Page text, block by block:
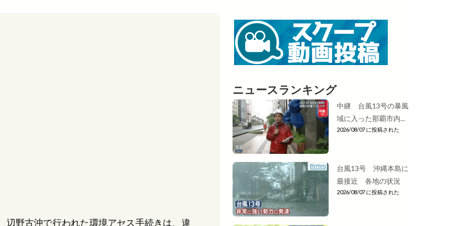
辺野古沖で行われた環境アセス手続きは、違
ニュースランキング
中継 台風13号の暴風
域に入った那覇市内...
2026/08/07 に投稿された
台風13号 沖縄本島に
最接近 各地の状況
2026/08/07 に投稿された